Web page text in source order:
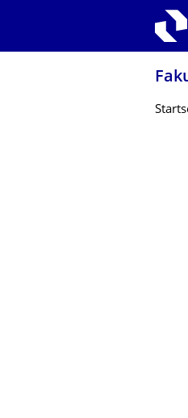
Zur Hauptnavigation springen